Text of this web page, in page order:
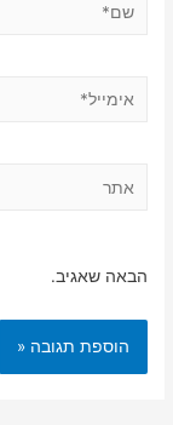
הבאה שאגיב.